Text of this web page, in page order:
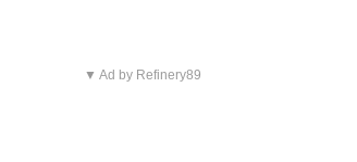
▼ Ad by Refinery89